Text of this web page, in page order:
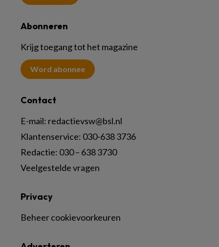
Abonneren
Krijg toegang tot het magazine
Word abonnee
Contact
E-mail: redactievsw@bsl.nl
Klantenservice: 030-638 3736
Redactie: 030 – 638 3730
Veelgestelde vragen
Privacy
Beheer cookievoorkeuren